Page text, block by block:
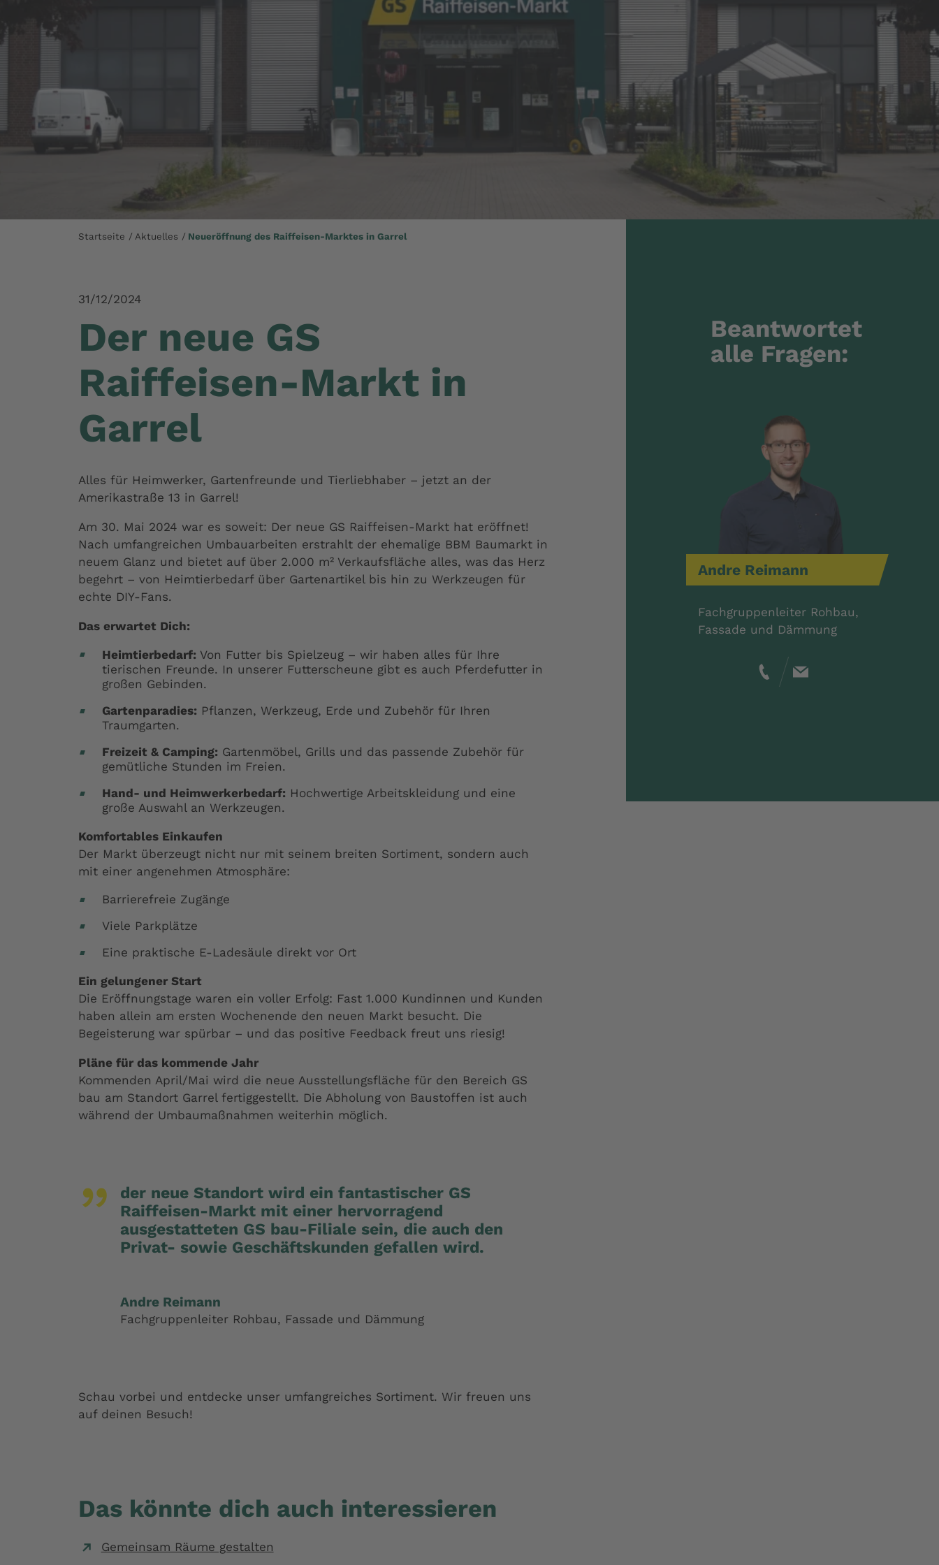
Startseite Aktuelles Neueröffnung des Raiffeisen-Marktes in Garrel
31/12/2024
Der neue GS
Raiffeisen-Markt in
Garrel
Alles für Heimwerker, Gartenfreunde und Tierliebhaber – jetzt an der
Amerikastraße 13 in Garrel!
Am 30. Mai 2024 war es soweit: Der neue GS Raiffeisen-Markt hat eröffnet!
Nach umfangreichen Umbauarbeiten erstrahlt der ehemalige BBM Baumarkt in
neuem Glanz und bietet auf über 2.000 m² Verkaufsfläche alles, was das Herz
begehrt – von Heimtierbedarf über Gartenartikel bis hin zu Werkzeugen für
echte DIY-Fans.
Das erwartet Dich:
Heimtierbedarf: Von Futter bis Spielzeug – wir haben alles für Ihre
tierischen Freunde. In unserer Futterscheune gibt es auch Pferdefutter in
großen Gebinden.
Gartenparadies: Pflanzen, Werkzeug, Erde und Zubehör für Ihren
Traumgarten.
Freizeit & Camping: Gartenmöbel, Grills und das passende Zubehör für
gemütliche Stunden im Freien.
Hand- und Heimwerkerbedarf: Hochwertige Arbeitskleidung und eine
große Auswahl an Werkzeugen.
Komfortables Einkaufen
Der Markt überzeugt nicht nur mit seinem breiten Sortiment, sondern auch
mit einer angenehmen Atmosphäre:
Barrierefreie Zugänge
Viele Parkplätze
Eine praktische E-Ladesäule direkt vor Ort
Ein gelungener Start
Die Eröffnungstage waren ein voller Erfolg: Fast 1.000 Kundinnen und Kunden
haben allein am ersten Wochenende den neuen Markt besucht. Die
Begeisterung war spürbar – und das positive Feedback freut uns riesig!
Pläne für das kommende Jahr
Kommenden April/Mai wird die neue Ausstellungsfläche für den Bereich GS
bau am Standort Garrel fertiggestellt. Die Abholung von Baustoffen ist auch
während der Umbaumaßnahmen weiterhin möglich.
„
der neue Standort wird ein fantastischer GS
Raiffeisen-Markt mit einer hervorragend
ausgestatteten GS bau-Filiale sein, die auch den
Privat- sowie Geschäftskunden gefallen wird.
Andre Reimann
Fachgruppenleiter Rohbau, Fassade und Dämmung
Schau vorbei und entdecke unser umfangreiches Sortiment. Wir freuen uns
auf deinen Besuch!
Das könnte dich auch interessieren
Gemeinsam Räume gestalten
Beantwortet
alle Fragen:
Andre Reimann
Fachgruppenleiter Rohbau,
Fassade und Dämmung